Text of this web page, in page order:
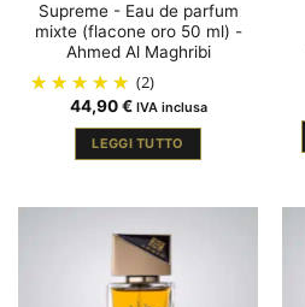
Supreme - Eau de parfum
mixte (flacone oro 50 ml) -
Ahmed Al Maghribi
(2)
44,90€ IVA inclusa
LEGGI TUTTO